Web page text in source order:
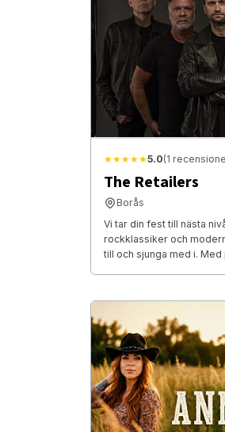
★★★★★5.0(1
The Retailers
Borås
Vi tar din fest till nästa
rockklassiker och
till och sjunga med i.